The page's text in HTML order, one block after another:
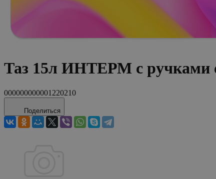
Таз 15л ИНТЕРМ с ручками
000000000001220210
Поделиться